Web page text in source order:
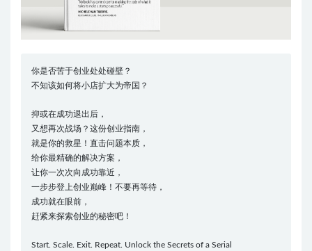
你是否苦于创业处处碰壁？
不知该如何将小店扩大为帝国？
抑或在成功退出后，
又想再次战场？这份创业指南，
就是你的救星！直击问题本质，
给你最精确的解决方案，
让你一次次向成功靠近，
一步步登上创业巅峰！不要再等待，
成功就在眼前，
赶紧来探索创业的秘密吧！
Start. Scale. Exit. Repeat. Unlock the Secrets of a Serial